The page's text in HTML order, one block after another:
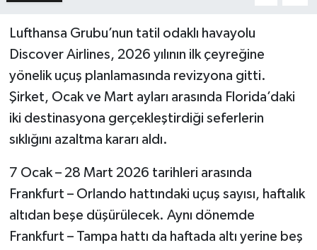
Lufthansa Grubu’nun tatil odaklı havayolu
Discover Airlines, 2026 yılının ilk çeyreğine
yönelik uçuş planlamasında revizyona gitti.
Şirket, Ocak ve Mart ayları arasında Florida’daki
iki destinasyona gerçekleştirdiği seferlerin
sıklığını azaltma kararı aldı.
7 Ocak – 28 Mart 2026 tarihleri arasında
Frankfurt – Orlando hattındaki uçuş sayısı, haftalık
altıdan beşe düşürülecek. Aynı dönemde
Frankfurt – Tampa hattı da haftada altı yerine beş